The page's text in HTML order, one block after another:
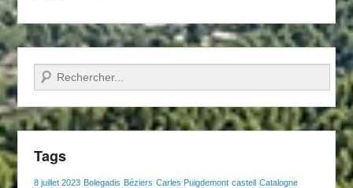
Recherche
Tags
8 juillet 2023 Bolegadis Béziers Carles Puigdemont castell Catalogne